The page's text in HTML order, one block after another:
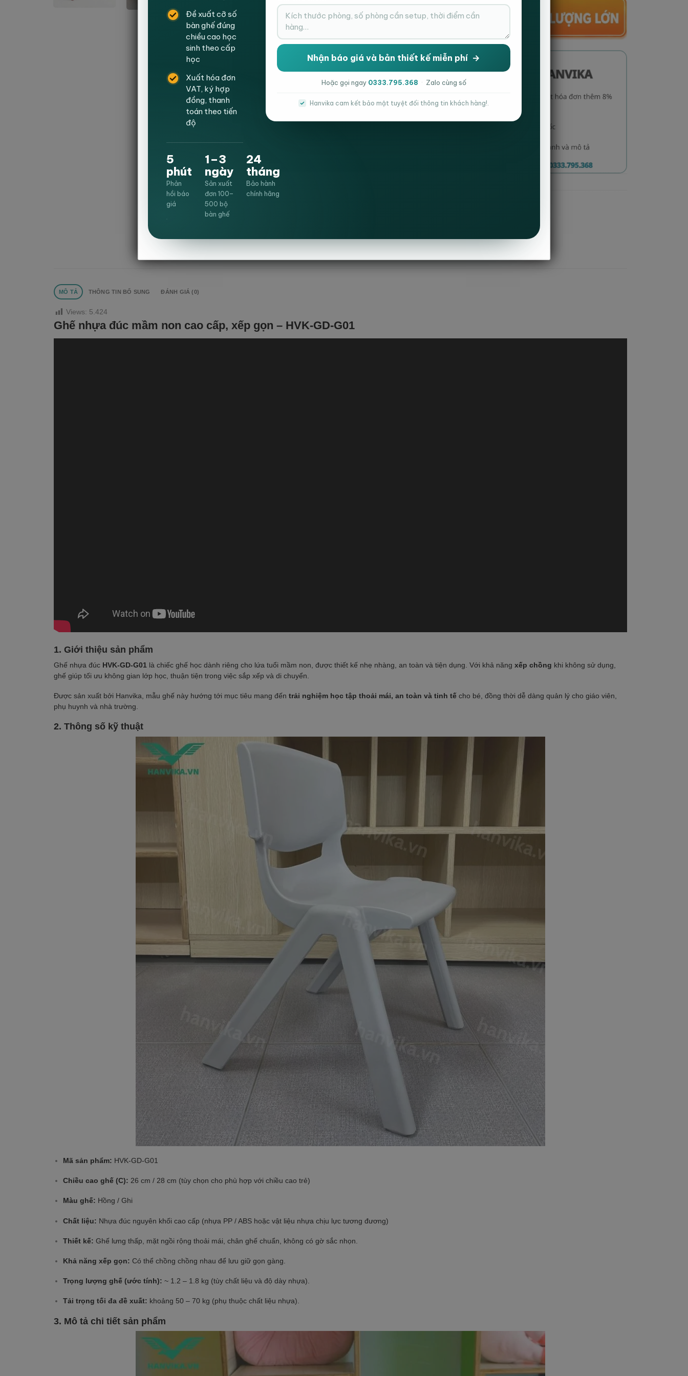
MÔ TẢ THÔNG TIN BỔ SUNG ĐÁNH GIÁ (0)
Views: 5.424
Ghế nhựa đúc mầm non cao cấp, xếp gọn – HVK-GD-G01
1. Giới thiệu sản phẩm
Ghế nhựa đúc HVK-GD-G01 là chiếc ghế học dành riêng cho lứa tuổi mầm non, được thiết kế nhẹ nhàng, an toàn và tiện dụng. Với khả năng xếp chồng khi không sử dụng,
ghế giúp tối ưu không gian lớp học, thuận tiện trong việc sắp xếp và di chuyển.
Được sản xuất bởi Hanvika, mẫu ghế này hướng tới mục tiêu mang đến trải nghiệm học tập thoải mái, an toàn và tinh tếcho bé, đồng thời dễ dàng quản lý cho giáo viên,
phụ huynh và nhà trường.
2. Thông số kỹ thuật
Mã sản phẩm: HVK-GD-G01
Chiều cao ghế (C): 26 cm / 28 cm (tùy chọn cho phù hợp với chiều cao trẻ)
Màu ghế: Hồng / Ghi
Chất liệu: Nhựa đúc nguyên khối cao cấp (nhựa PP / ABS hoặc vật liệu nhựa chịu lực tương đương)
Thiết kế: Ghế lưng thấp, mặt ngồi rộng thoải mái, chân ghế chuẩn, không có gờ sắc nhọn.
Khả năng xếp gọn: Có thể chồng chồng nhau để lưu giữ gọn gàng.
Trọng lượng ghế (ước tính): ~ 1.2 – 1.8 kg (tùy chất liệu và độ dày nhựa).
Tải trọng tối đa đề xuất: khoảng 50 – 70 kg (phụ thuộc chất liệu nhựa).
3. Mô tả chi tiết sản phẩm
Đề xuất cỡ số
bàn ghế đúng
chiều cao học
sinh theo cấp
học
Xuất hóa đơn
VAT, ký hợp
đồng, thanh
toán theo tiến
độ
5
phút
Phản
hồi báo
giá
1–3
ngày
Sản xuất
đơn 100–
500 bộ
bàn ghế
24
tháng
Bảo hành
chính hãng
Hoặc gọi ngay 0333.795.368 · Zalo cùng số
Hanvika cam kết bảo mật tuyệt đối thông tin khách hàng!.